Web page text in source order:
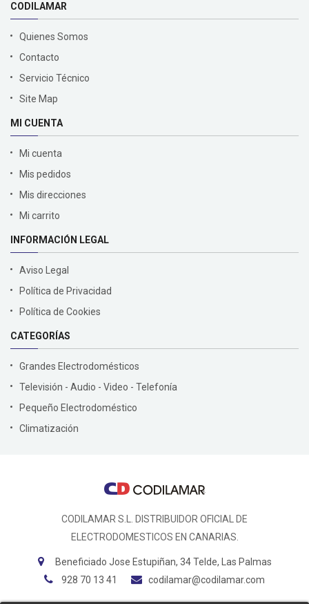
CODILAMAR
Quienes Somos
Contacto
Servicio Técnico
Site Map
MI CUENTA
Mi cuenta
Mis pedidos
Mis direcciones
Mi carrito
INFORMACIÓN LEGAL
Aviso Legal
Política de Privacidad
Política de Cookies
CATEGORÍAS
Grandes Electrodomésticos
Televisión - Audio - Video - Telefonía
Pequeño Electrodoméstico
Climatización
CODILAMAR S.L. DISTRIBUIDOR OFICIAL DE
ELECTRODOMESTICOS EN CANARIAS.
Beneficiado Jose Estupiñan, 34 Telde, Las Palmas
928 70 13 41
codilamar@codilamar.com